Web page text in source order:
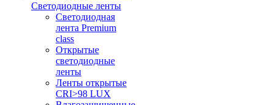
Светодиодные ленты
Светодиодная
лента Premium
class
Открытые
светодиодные
ленты
Ленты открытые
CRI>98 LUX